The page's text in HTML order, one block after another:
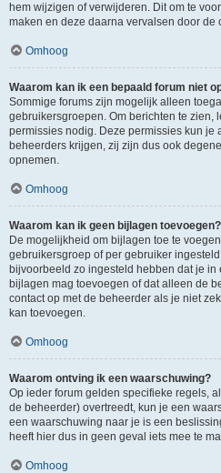
hem wijzigen of verwijderen. Dit om te
maken en deze daarna vervalsen door de
Omhoog
Waarom kan ik een bepaald forum niet
Sommige forums zijn mogelijk alleen
gebruikersgroepen. Om berichten te zien,
permissies nodig. Deze permissies kun je
beheerders krijgen, zij zijn dus ook
opnemen.
Omhoog
Waarom kan ik geen bijlagen toevoegen?
De mogelijkheid om bijlagen toe te
gebruikersgroep of per gebruiker
bijvoorbeeld zo ingesteld hebben dat je
bijlagen mag toevoegen of dat alleen de
contact op met de beheerder als je niet
kan toevoegen.
Omhoog
Waarom ontving ik een waarschuwing?
Op ieder forum gelden specifieke regels,
de beheerder) overtreedt, kun je een
een waarschuwing naar je is een
heeft hier dus in geen geval iets mee te
Omhoog